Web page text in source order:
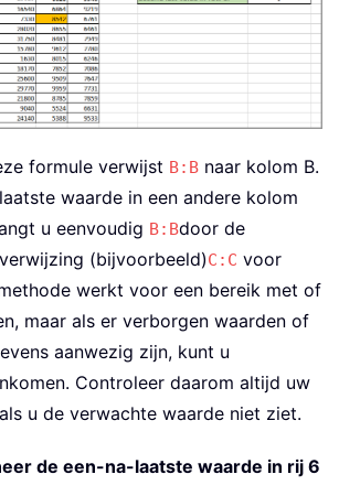
formule verwijst B:B naar kolom B.
waarde in een andere kolom
u eenvoudig B:Bdoor de
(bijvoorbeeld)C:C voor
werkt voor een bereik met of
maar als er verborgen waarden of
aanwezig zijn, kunt u
Controleer daarom altijd uw
u de verwachte waarde niet ziet.
de een-na-laatste waarde in rij 6